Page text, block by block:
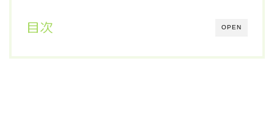
OPEN
目次